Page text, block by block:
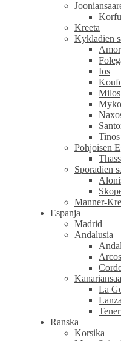
Korfu
Kreeta
Kykladien
Ios
Milos
Tinos
Pohjoisen
Sporadien
Manner-
Espanja
Madrid
Andalusia
La
Ranska
Korsika